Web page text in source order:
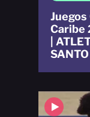
Caribe
|